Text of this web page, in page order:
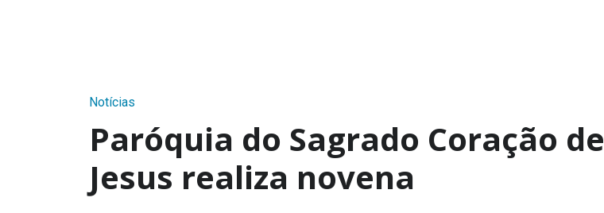
Notícias
Paróquia do Sagrado Coração de
Jesus realiza novena